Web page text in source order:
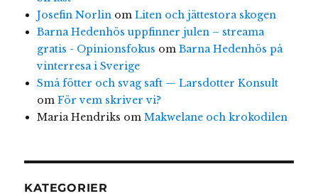
Josefin Norlin om Liten och jättestora skogen
Barna Hedenhös uppfinner julen – streama
gratis - Opinionsfokus om Barna Hedenhös på
vinterresa i Sverige
Små fötter och svag saft — Larsdotter Konsult
om För vem skriver vi?
Maria Hendriks om Makwelane och krokodilen
KATEGORIER